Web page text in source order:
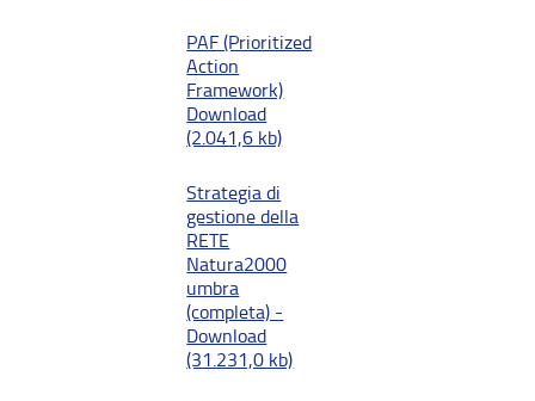
PAF (Prioritized
Action
Framework)
Download
(2.041,6 kb)
Strategia di
gestione della
RETE
Natura2000
umbra
(completa) -
Download
(31.231,0 kb)